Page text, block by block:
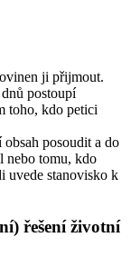
ji přijmout.
postoupí
toho, kdo petici
posoudit a do
nebo tomu, kdo
uvede stanovisko k
řešení životní